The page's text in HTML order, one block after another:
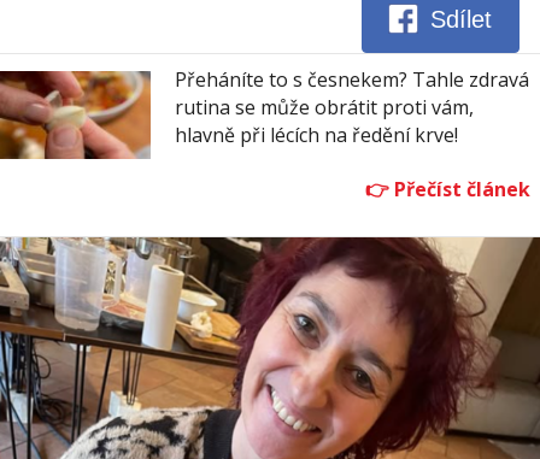
Sdílet
Přeháníte to s česnekem? Tahle zdravá
rutina se může obrátit proti vám,
hlavně při lécích na ředění krve!